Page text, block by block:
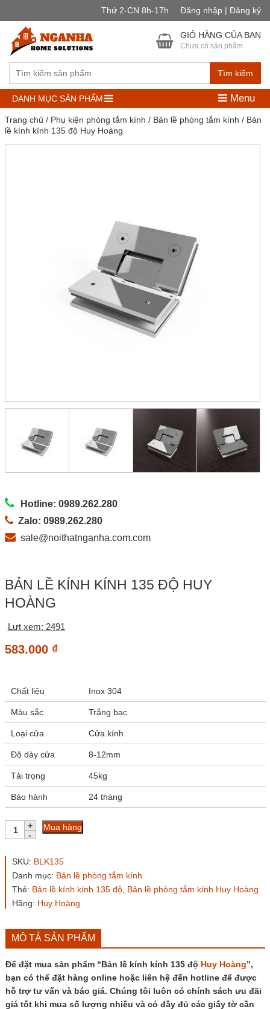
Thứ 2-CN 8h-17h Đăng nhập | Đăng ký
Tìm kiếm
GIỎ HÀNG CỦA BẠN
Chưa có sản phẩm
DANH MỤC SẢN PHẨM Menu
Trang chủ / Phụ kiện phòng tắm kính / Bản lề phòng tắm kính / Bản
lề kính kính 135 độ Huy Hoàng
Hotline: 0989.262.280
Zalo: 0989.262.280
sale@noithatnganha.com.com
BẢN LỀ KÍNH KÍNH 135 ĐỘ HUY
HOÀNG
Lưt xem: 2491
583.000 ₫
Chất liệu Inox 304
Màu sắc Trắng bạc
Loại cửa Cửa kính
Độ dày cửa 8-12mm
Tải trọng 45kg
Bảo hành 24 tháng
Bản
lề
kính
độ
Huy
Hoàng
Mua hàng
SKU: BLK135
Danh mục: Bản lề phòng tắm kính
Thẻ: Bản lề kính kính 135 độ, Bản lề phòng tắm kính Huy Hoàng
Hãng: Huy Hoàng
MÔ TẢ SẢN PHẨM
Để đặt mua sản phẩm “Bản lề kính kính 135 độ Huy Hoàng”,
bạn có thể đặt hàng online hoặc liên hệ đến hotline để được
hỗ trợ tư vấn và báo giá. Chúng tôi luôn có chính sách ưu đãi
giá tốt khi mua số lượng nhiều và có đầy đủ các giấy tờ cần